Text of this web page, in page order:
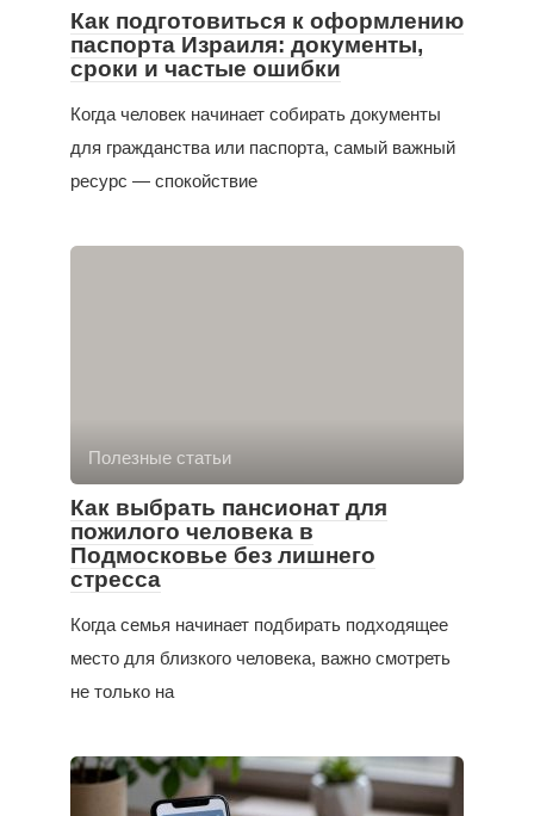
Как подготовиться к оформлению
паспорта Израиля: документы,
сроки и частые ошибки
Когда человек начинает собирать документы
для гражданства или паспорта, самый важный
ресурс — спокойствие
Полезные статьи
Как выбрать пансионат для
пожилого человека в
Подмосковье без лишнего
стресса
Когда семья начинает подбирать подходящее
место для близкого человека, важно смотреть
не только на